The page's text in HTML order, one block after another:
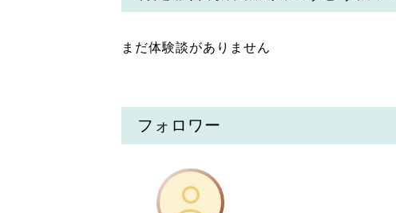
まだ体験談がありません
フォロワー